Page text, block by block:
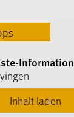
Inhalt laden
Information